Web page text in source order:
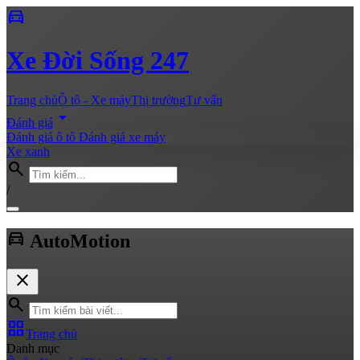
directions_car
Xe Đời Sống 247
Trang chủÔ tô - Xe máyThị trườngTư vấn
Đánh giá arrow_drop_down
Đánh giá ô tô Đánh giá xe máy
Xe xanh
search
/
directions_car AutoMotion
close
search
grid_viewTrang chủ
Danh mục